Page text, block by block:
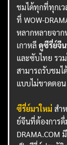
ชมได้ทุกที่ทุกเว
ที่ WOW-
หลากหลายจาก
เกาหลีดูซีรี่ย์จี
และซับไทย รว
สามารถรับชม
แบบไม่ขาดตอน
ซีรี่ย์มาใหม่ สำ
ย์จีนที่ต้องการดื่
DRAMA.COM